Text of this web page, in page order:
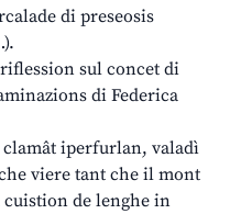
di preseosis
sul concet di
di Federica
clamât iperfurlan, valadì
viere tant che il mont
cuistion de lenghe in